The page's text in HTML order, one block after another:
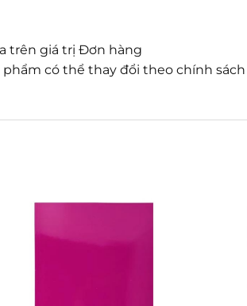
trên giá trị Đơn hàng
có thể thay đổi theo chính